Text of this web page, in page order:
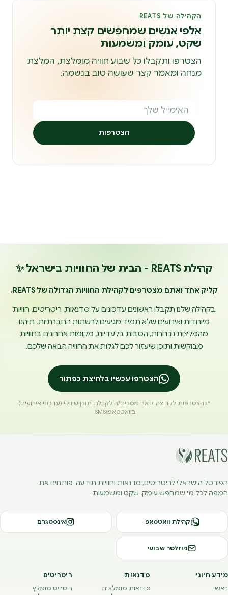
הקהילה של REATS
אלפי אנשים שמחפשים קצת יותר
שקט, עומק ומשמעות
הצטרפו ותקבלו כל שבוע חוויה מומלצת, המלצת
מנחה ומאמר קצר שעושה טוב בנשמה.
הצטרפות
קהילת REATS - הבית של החוויות בישראל ✨
קליק אחד ואתם מצטרפים לקהילת החוויות הגדולה של REATS.
בקהילה שלנו תקבלו ראשונים עדכונים על סדנאות, ריטריטים, חוויות
מיוחדות ואירועים שלא תמיד מגיעים לרשתות החברתיות. תיהנו
מהמלצות נבחרות, הטבות בלעדיות, מקומות אחרונים בחוויות
מבוקשות ותוכן שיעזור לכם לגלות את החוויה הבאה שלכם.
הצטרפו עכשיו בלחיצת כפתור
*בהצטרפות לקבוצה זו אני מסכים/ה לקבלת תוכן שיווקי (עדכוני אירועים)
בוואטסאפ\SMS.
הפורטל הישראלי לריטריטים, סדנאות וחוויות תודעה. פותחים את
המפה לכל מי שמחפש עומק, שקט ומשמעות.
קהילת וואטסאפ אינסטגרם
ניוזלטר שבועי
מידע חיוני
ראשי
סדנאות
סדנאות מומלצות
ריטריטים
ריטריט מומלץ